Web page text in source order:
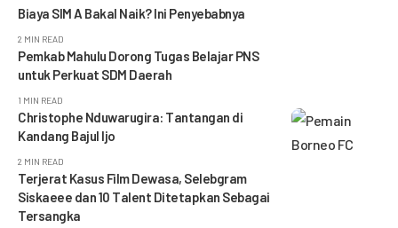
Biaya SIM A Bakal Naik? Ini Penyebabnya
2 MIN READ
Pemkab Mahulu Dorong Tugas Belajar PNS
untuk Perkuat SDM Daerah
1 MIN READ
Christophe Nduwarugira: Tantangan di
Kandang Bajul Ijo
2 MIN READ
Terjerat Kasus Film Dewasa, Selebgram
Siskaeee dan 10 Talent Ditetapkan Sebagai
Tersangka